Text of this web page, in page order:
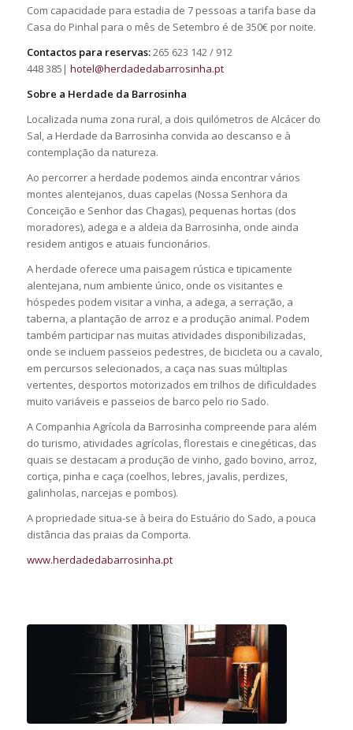
Com capacidade para estadia de 7 pessoas a tarifa base da
Casa do Pinhal para o mês de Setembro é de 350€ por noite.
Contactos para reservas:265 623 142 / 912
448 385| hotel@herdadedabarrosinha.pt
Sobre a Herdade da Barrosinha
Localizada numa zona rural, a dois quilómetros de Alcácer do
Sal, a Herdade da Barrosinha convida ao descanso e à
contemplação da natureza.
Ao percorrer a herdade podemos ainda encontrar vários
montes alentejanos, duas capelas (Nossa Senhora da
Conceição e Senhor das Chagas), pequenas hortas (dos
moradores), adega e a aldeia da Barrosinha, onde ainda
residem antigos e atuais funcionários.
A herdade oferece uma paisagem rústica e tipicamente
alentejana, num ambiente único, onde os visitantes e
hóspedes podem visitar a vinha, a adega, a serração, a
taberna, a plantação de arroz e a produção animal. Podem
também participar nas muitas atividades disponibilizadas,
onde se incluem passeios pedestres, de bicicleta ou a cavalo,
em percursos selecionados, a caça nas suas múltiplas
vertentes, desportos motorizados em trilhos de dificuldades
muito variáveis e passeios de barco pelo rio Sado.
A Companhia Agrícola da Barrosinha compreende para além
do turismo, atividades agrícolas, florestais e cinegéticas, das
quais se destacam a produção de vinho, gado bovino, arroz,
cortiça, pinha e caça (coelhos, lebres, javalis, perdizes,
galinholas, narcejas e pombos).
A propriedade situa-se à beira do Estuário do Sado, a pouca
distância das praias da Comporta.
www.herdadedabarrosinha.pt